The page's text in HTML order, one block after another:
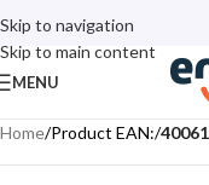
Skip to navigation
Skip to main content
MENU
Home/Product EAN:/